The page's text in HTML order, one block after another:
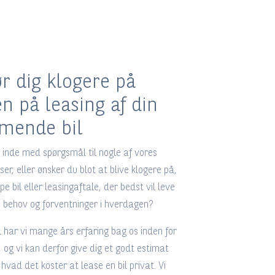
dig klogere på
på leasing af din
bil
inde med spørgsmål til nogle af vores
eller ønsker du blot at blive klogere på,
bil eller leasingaftale, der bedst vil leve
og forventninger i hverdagen?
har vi mange års erfaring bag os inden for
og vi kan derfor give dig et godt estimat
det koster at lease en bil privat. Vi